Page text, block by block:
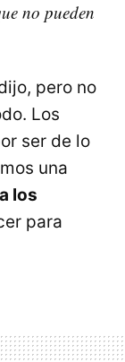
no pueden
pero no
Los
ser de lo
una
los
para